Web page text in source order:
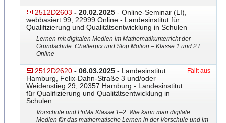
2512D2603 - 20.02.2025 - Online-Seminar (LI),
webbasiert 99, 22999 Online - Landesinstitut für
Qualifizierung und Qualitätsentwicklung in Schulen
Lernen mit digitalen Medien im Mathematikunterricht der
Grundschule: Chatterpix und Stop Motion – Klasse 1 und 2 l
Online
2512D2620 - 06.03.2025 - Landesinstitut
Hamburg, Felix-Dahn-Straße 3 und/oder
Weidenstieg 29, 20357 Hamburg - Landesinstitut
für Qualifizierung und Qualitätsentwicklung in
Schulen
Fällt aus
Vorschule und PriMa Klasse 1–2: Wie kann man digitale
Medien für das mathematische Lernen in der Vorschule und im